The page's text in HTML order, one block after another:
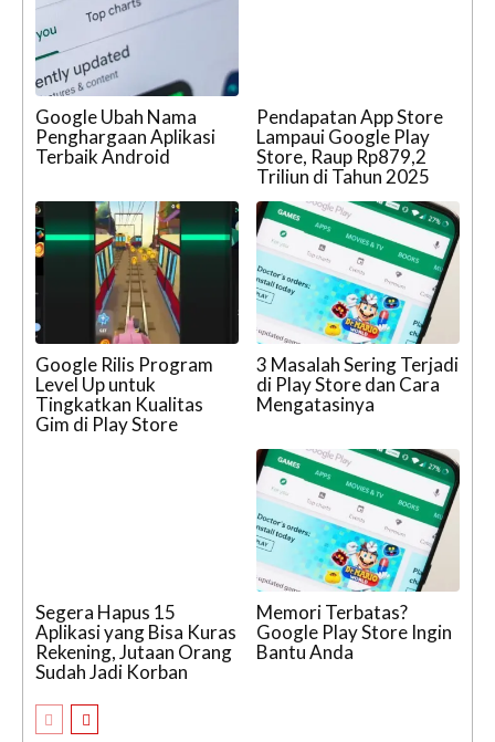
Google Ubah Nama
Penghargaan Aplikasi
Terbaik Android
Pendapatan App Store
Lampaui Google Play
Store, Raup Rp879,2
Triliun di Tahun 2025
Google Rilis Program
Level Up untuk
Tingkatkan Kualitas
Gim di Play Store
3 Masalah Sering Terjadi
di Play Store dan Cara
Mengatasinya
Segera Hapus 15
Aplikasi yang Bisa Kuras
Rekening, Jutaan Orang
Sudah Jadi Korban
Memori Terbatas?
Google Play Store Ingin
Bantu Anda